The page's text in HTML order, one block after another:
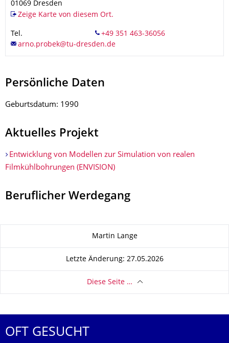
01069 Dresden
Zeige Karte von diesem Ort.
Tel.
Persönliche Daten
Geburtsdatum: 1990
Aktuelles Projekt
Entwicklung von Modellen zur Simulation von realen
Filmkühlbohrun­gen (ENVISION)
Beruflicher Werdegang
Martin Lange
Letzte Änderung: 27.05.2026
Diese Seite …
OFT GESUCHT